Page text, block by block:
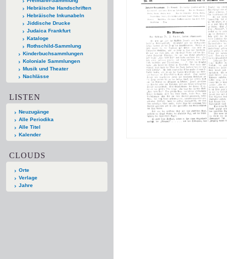
Hebräische Handschriften
Hebräische Inkunabeln
Jiddische Drucke
Judaica Frankfurt
Kataloge
Rothschild-Sammlung
Kinderbuchsammlungen
Koloniale Sammlungen
Musik und Theater
Nachlässe
LISTEN
Neuzugänge
Alle Periodika
Alle Titel
Kalender
CLOUDS
Orte
Verlage
Jahre